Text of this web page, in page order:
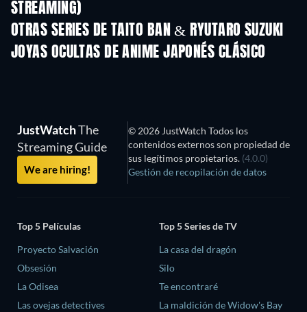
STREAMING)Temporada 2
OTRAS SERIES DE TAITO BAN & RYUTARO SUZUKI
TV
JOYAS OCULTAS DE ANIME JAPONÉS CLÁSICO
TV
JustWatchThe
Streaming Guide
We are hiring!
© 2026 JustWatch Todos los
contenidos externos son propiedad de
sus legítimos propietarios. (4.0.0)
Gestión de recopilación de datos
Top 5 Películas
Proyecto Salvación
Obsesión
La Odisea
Las ovejas detectives
Top 5 Series de TV
La casa del dragón
Silo
Te encontraré
La maldición de Widow's Bay